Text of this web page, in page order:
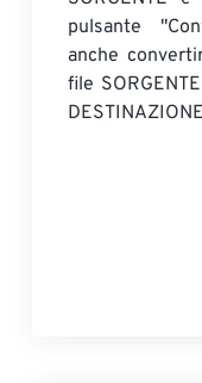
pulsante
anche
file SORGENTE